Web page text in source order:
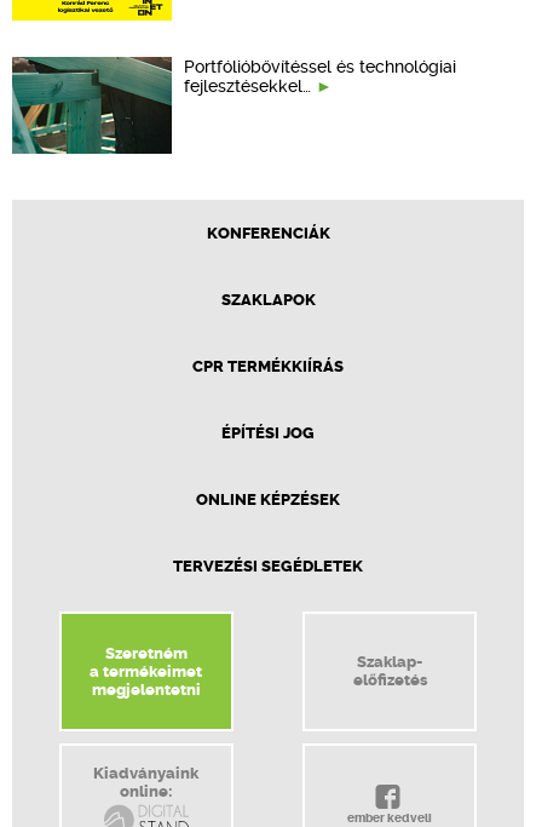
Portfólióbővítéssel és technológiai
fejlesztésekkel…
KONFERENCIÁK
SZAKLAPOK
CPR TERMÉKKIÍRÁS
ÉPÍTÉSI JOG
ONLINE KÉPZÉSEK
TERVEZÉSI SEGÉDLETEK
Szeretném
a termékeimet
megjelentetni
Szaklap-
előfizetés
Kiadványaink
online:
ember kedveli